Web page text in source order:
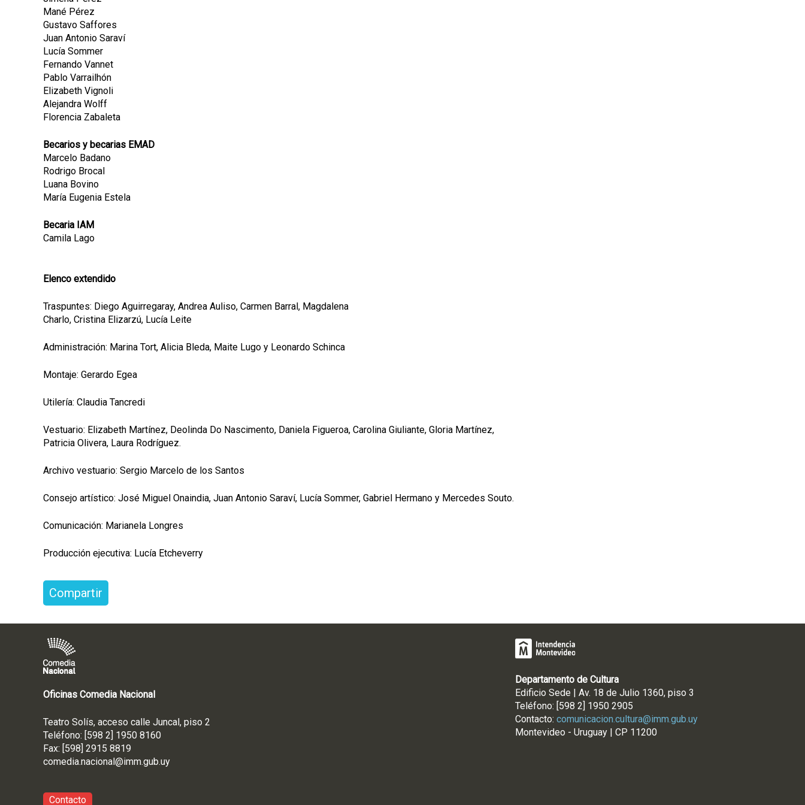
Mané Pérez
Gustavo Saffores
Juan Antonio Saraví
Lucía Sommer
Fernando Vannet
Pablo Varrailhón
Elizabeth Vignoli
Alejandra Wolff
Florencia Zabaleta
Becarios y becarias EMAD
Marcelo Badano
Rodrigo Brocal
Luana Bovino
María Eugenia Estela
Becaria IAM
Camila Lago
Elenco extendido
Traspuntes: Diego Aguirregaray, Andrea Auliso, Carmen Barral, Magdalena
Charlo, Cristina Elizarzú, Lucía Leite
Administración: Marina Tort, Alicia Bleda, Maite Lugo y Leonardo Schinca
Montaje: Gerardo Egea
Utilería: Claudia Tancredi
Vestuario: Elizabeth Martínez, Deolinda Do Nascimento, Daniela Figueroa, Carolina Giuliante, Gloria Martínez,
Patricia Olivera, Laura Rodríguez.
Archivo vestuario: Sergio Marcelo de los Santos
Consejo artístico: José Miguel Onaindia, Juan Antonio Saraví, Lucía Sommer, Gabriel Hermano y Mercedes Souto.
Comunicación: Marianela Longres
Producción ejecutiva: Lucía Etcheverry
Compartir
Oficinas Comedia Nacional
Teatro Solís, acceso calle Juncal, piso 2
Teléfono: [598 2] 1950 8160
Fax: [598] 2915 8819
comedia.nacional@imm.gub.uy
Contacto
Departamento de Cultura
Edificio Sede | Av. 18 de Julio 1360, piso 3
Teléfono: [598 2] 1950 2905
Contacto: comunicacion.cultura@imm.gub.uy
Montevideo - Uruguay | CP 11200